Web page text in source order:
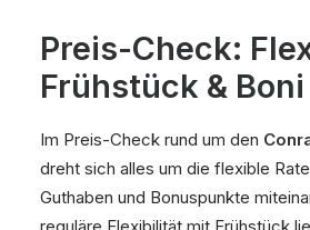
Preis-Check:
Frühstück & Boni
Im Preis-Check rund um den
dreht sich alles um die flexible
Guthaben und Bonuspunkte